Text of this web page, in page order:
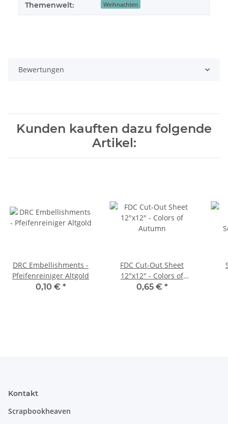
Themenwelt: Weihnachten
Bewertungen
Kunden kauften dazu folgende
Artikel:
DRC Embellishments -
Pfeifenreiniger Altgold
0,10 € *
FDC Cut-Out Sheet
12"x12" - Colors of
Autumn
0,65 € *
Kontakt
Scrapbookheaven